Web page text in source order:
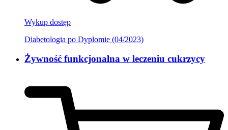
Wykup dostęp
Diabetologia po Dyplomie (04/2023)
Żywność funkcjonalna w leczeniu cukrzycy